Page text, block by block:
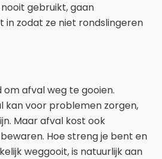
gebruikt, gaan
in zodat ze niet rondslingeren
afval weg te gooien.
kan voor problemen zorgen,
Maar afval kost ook
Hoe streng je bent en
weggooit, is natuurlijk aan